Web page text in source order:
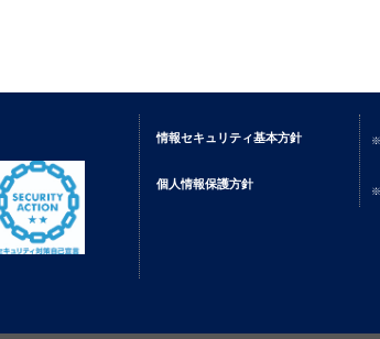
情報セキュリティ基本方針
個人情報保護方針
※
※